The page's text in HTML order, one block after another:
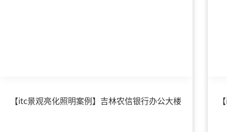
【itc景观亮化照明案例】吉林农信银行办公大楼